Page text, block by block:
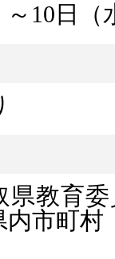
10日（
県教育
内市町村